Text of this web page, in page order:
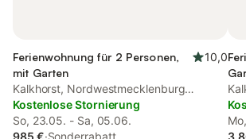
Ferienwohnung für 2 Personen,
mit Garten
10,0
Kalkhorst, Nordwestmecklenburg
(Wismar und Umgebung)
Kostenlose Stornierung
So, 23.05. - Sa, 05.06.
985 €·Sonderrabatt